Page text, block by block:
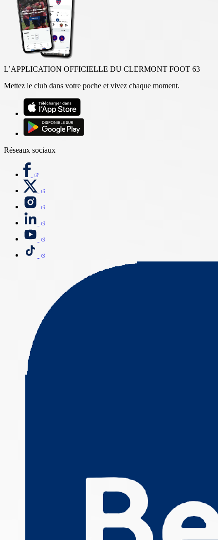
L’APPLICATION OFFICIELLE DU CLERMONT FOOT 63
Mettez le club dans votre poche et vivez chaque moment.
Réseaux sociaux